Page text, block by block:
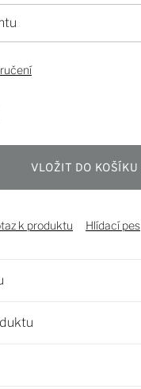
VLOŽIT DO KOŠÍKU
k produktu Hlídací pes